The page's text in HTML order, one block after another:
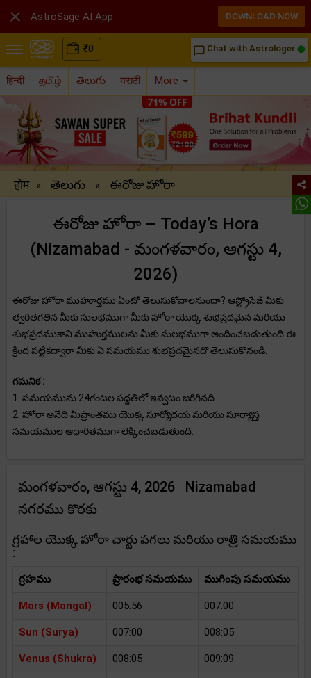
₹0 chat_bubble_outline Chat with Astrologer
हिन्दी தமிழ் తెలుగు मराठी More
होम » తెలుగు » ఈరోజు హోరా
ఈరోజు హోరా – Today’s Hora
(Nizamabad - మంగళవారం, ఆగస్టు 4,
2026)
ఈరోజు హోరా ముహూర్తము ఏంటో తెలుసుకోవాలనుందా? ఆస్ట్రోసేజ్ మీకు
త్వరితగతిన మీకు సులభముగా మీకు హోరా యొక్క శుభప్రదమైన మరియు
శుభప్రదముకాని ముహుర్తములను మీకు సులభముగా అందించబడుతుంది.ఈ
క్రింద పట్టికద్వారా మీకు ఏ సమయము శుభప్రదమైనదొ తెలుసుకొనండి.
గమనిక :
1. సమయమును 24గంటల పద్దతిలో ఇవ్వటం జరిగినది.
2. హోరా అనేది మీప్రాంతము యొక్క సూర్యోదయ మరియు సూర్యాస్త
సమయముల ఆధారితముగా లెక్కించబడుతుంది.
మంగళవారం, ఆగస్టు 4, 2026 Nizamabad
నగరము కొరకు
గ్రహాల యొక్క హోరా చార్టు పగలు మరియు రాత్రి సమయము
:
గ్రహము ప్రారంభ సమయము ముగింపు సమయము
Mars (Mangal) 005:56 007:00
Sun (Surya) 007:00 008:05
Venus (Shukra) 008:05 009:09
 AstroSage AI App DOWNLOAD NOW